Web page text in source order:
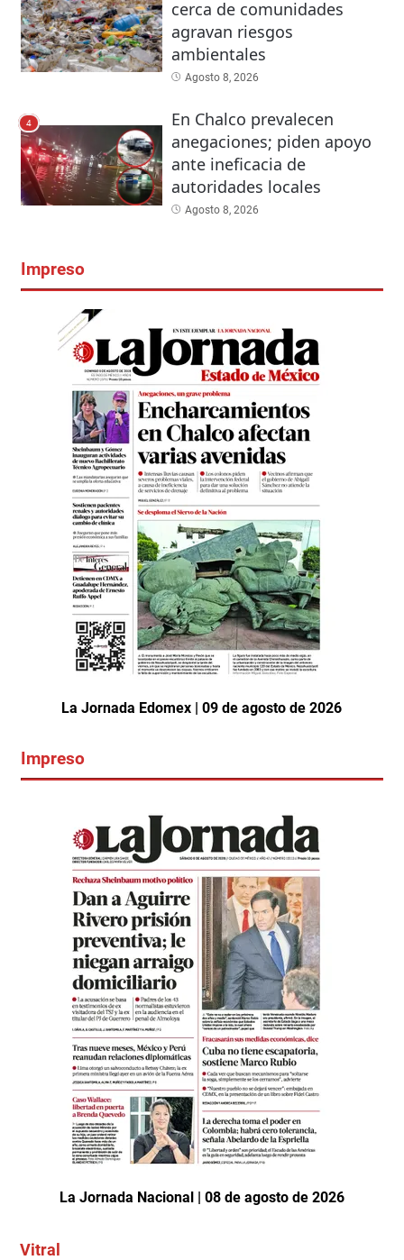
cerca de comunidades
agravan riesgos
ambientales
Agosto 8, 2026
4
En Chalco prevalecen
anegaciones; piden apoyo
ante ineficacia de
autoridades locales
Agosto 8, 2026
Impreso
La Jornada Edomex | 09 de agosto de 2026
Impreso
La Jornada Nacional | 08 de agosto de 2026
Vitral